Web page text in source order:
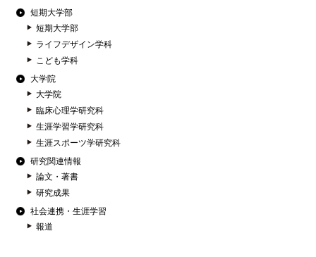
短期大学部
短期大学部
ライフデザイン学科
こども学科
大学院
大学院
臨床心理学研究科
生涯学習学研究科
生涯スポーツ学研究科
研究関連情報
論文・著書
研究成果
社会連携・生涯学習
報道